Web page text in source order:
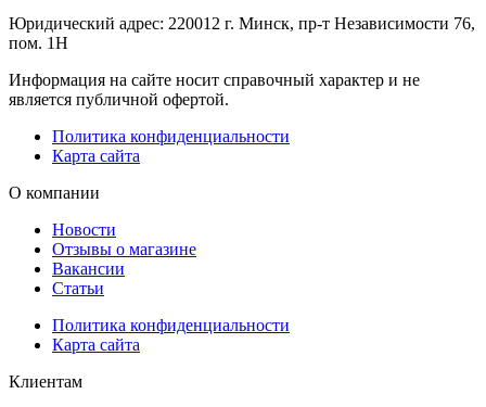
Юридический адрес: 220012 г. Минск, пр-т Независимости 76,
пом. 1Н
Информация на сайте носит справочный характер и не
является публичной офертой.
Политика конфиденциальности
Карта сайта
О компании
Новости
Отзывы о магазине
Вакансии
Статьи
Политика конфиденциальности
Карта сайта
Клиентам